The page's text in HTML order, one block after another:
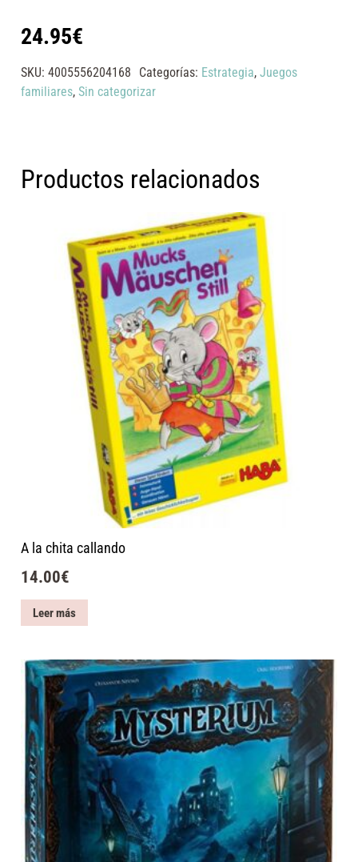
24.95€
SKU:4005556204168 Categorías: Estrategia, Juegos
familiares,Sin categorizar
Productos relacionados
A la chita callando
14.00€
Leer más